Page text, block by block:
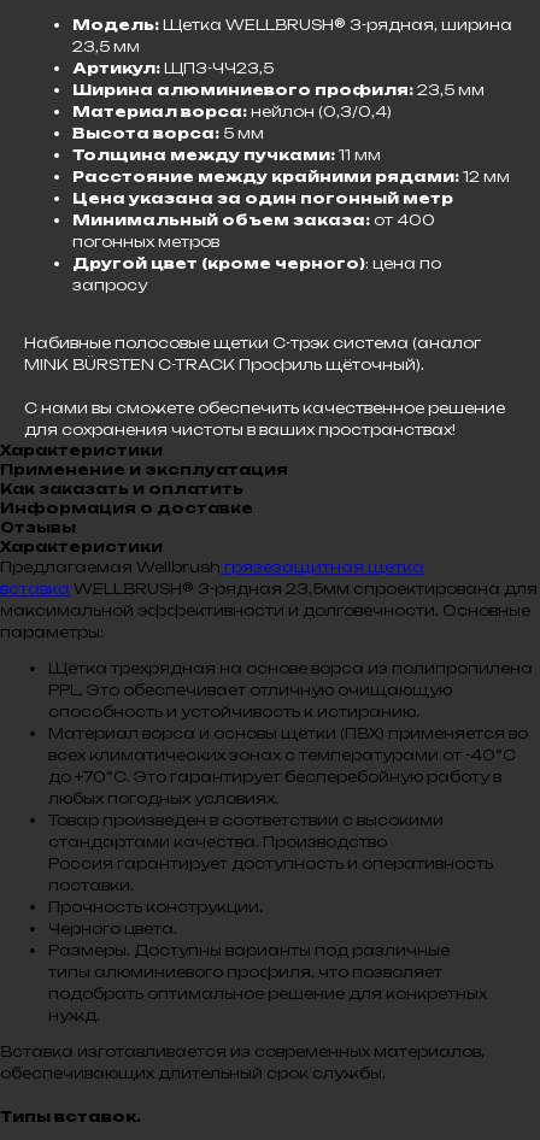
Модель: Щетка WELLBRUSH® 3-рядная, ширина
23,5 мм
Артикул: ЩП3-ЧЧ23,5
Ширина алюминиевого профиля: 23,5 мм
Материал ворса: нейлон (0,3/0,4)
Высота ворса: 5 мм
Толщина между пучками: 11 мм
Расстояние между крайними рядами: 12 мм
Цена указана за один погонный метр
Минимальный объем заказа: от 400
погонных метров
Другой цвет (кроме черного): цена по
запросу
Набивные полосовые щетки С-трэк система (аналог
MINK BÜRSTEN C-TRACK Профиль щёточный).
С нами вы сможете обеспечить качественное решение
для сохранения чистоты в ваших пространствах!
Характеристики
Применение и эксплуатация
Как заказать и оплатить
Информация о доставке
Отзывы
Характеристики
Предлагаемая Wellbrush грязезащитная щетка
вставка WELLBRUSH® 3-рядная 23,5мм спроектирована для
максимальной эффективности и долговечности. Основные
параметры:
Щётка трехрядная на основе ворса из полипропилена
PPL. Это обеспечивает отличную очищающую
способность и устойчивость к истиранию.
Материал ворса и основы щётки (ПВХ) применяется во
всех климатических зонах с температурами от -40°С
до +70°С. Это гарантирует бесперебойную работу в
любых погодных условиях.
Товар произведен в соответствии с высокими
стандартами качества. Производство
Россия гарантирует доступность и оперативность
поставки.
Прочность конструкции.
Черного цвета.
Размеры. Доступны варианты под различные
типы алюминиевого профиля, что позволяет
подобрать оптимальное решение для конкретных
нужд.
Вставка изготавливается из современных материалов,
обеспечивающих длительный срок службы.
Типы вставок.